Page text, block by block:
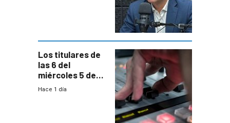
Los titulares de
las 6 del
miércoles 5 de
agosto de 2026
Hace 1 día